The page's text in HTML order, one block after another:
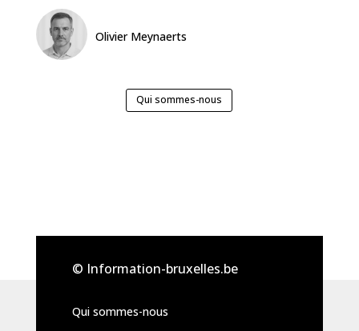
Olivier Meynaerts
Qui sommes-nous
© Information-bruxelles.be
Qui sommes-nous